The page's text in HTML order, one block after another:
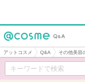
アットコスメ Q&A その他美容